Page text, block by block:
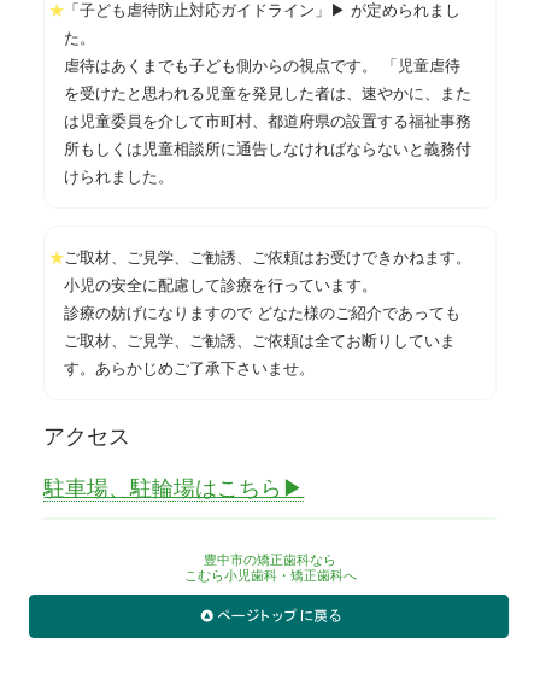
★ 「子ども虐待防止対応ガイドライン」▶ が定められまし
た。
虐待はあくまでも子ども側からの視点です。 「児童虐待
を受けたと思われる児童を発見した者は、速やかに、また
は児童委員を介して市町村、都道府県の設置する福祉事務
所もしくは児童相談所に通告しなければならないと義務付
けられました。
★ご取材、ご見学、ご勧誘、ご依頼はお受けできかねます。
小児の安全に配慮して診療を行っています。
診療の妨げになりますので どなた様のご紹介であっても
ご取材、ご見学、ご勧誘、ご依頼は全てお断りしていま
す。あらかじめご了承下さいませ。
アクセス
駐車場、駐輪場はこちら▶
豊中市の矯正歯科なら
こむら小児歯科・矯正歯科へ